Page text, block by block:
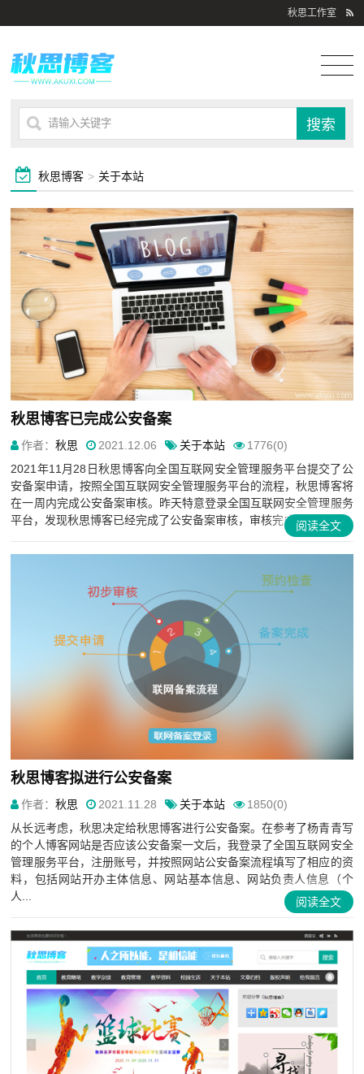
秋思工作室
秋思博客 > 关于本站
秋思博客已完成公安备案
作者：秋思 2021.12.06 关于本站
1776(0)
2021年11月28日秋思博客向全国互联网安全管理服务平台提交了公
安备案申请，按照全国互联网安全管理服务平台的流程，秋思博客将
在一周内完成公安备案审核。昨天特意登录全国互联网安全管理服务
平台，发现秋思博客已经完成了公安备案审核，审核完成时间...
阅读全文
秋思博客拟进行公安备案
作者：秋思 2021.11.28 关于本站
1850(0)
从长远考虑，秋思决定给秋思博客进行公安备案。在参考了杨青青写
的个人博客网站是否应该公安备案一文后，我登录了全国互联网安全
管理服务平台，注册账号，并按照网站公安备案流程填写了相应的资
料，包括网站开办主体信息、网站基本信息、网站负责人信息（个
人...
阅读全文